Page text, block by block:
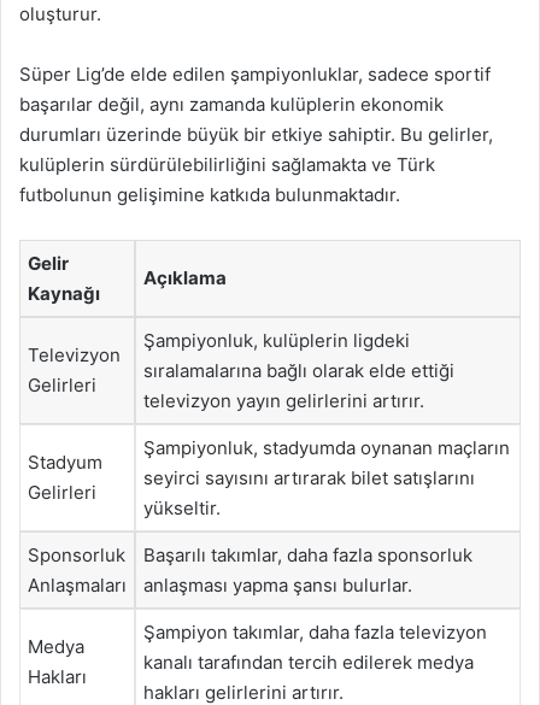
oluşturur.
Süper Lig’de elde edilen şampiyonluklar, sadece sportif
başarılar değil, aynı zamanda kulüplerin ekonomik
durumları üzerinde büyük bir etkiye sahiptir. Bu gelirler,
kulüplerin sürdürülebilirliğini sağlamakta ve Türk
futbolunun gelişimine katkıda bulunmaktadır.
Gelir
Kaynağı
Açıklama
Televizyon
Gelirleri
Şampiyonluk, kulüplerin ligdeki
sıralamalarına bağlı olarak elde ettiği
televizyon yayın gelirlerini artırır.
Stadyum
Gelirleri
Şampiyonluk, stadyumda oynanan maçların
seyirci sayısını artırarak bilet satışlarını
yükseltir.
Sponsorluk
Anlaşmaları
Başarılı takımlar, daha fazla sponsorluk
anlaşması yapma şansı bulurlar.
Medya
Hakları
Şampiyon takımlar, daha fazla televizyon
kanalı tarafından tercih edilerek medya
hakları gelirlerini artırır.